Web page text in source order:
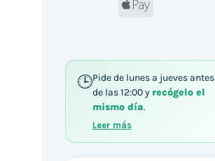
Apple
Pide de lunes a jueves antes
de las 12:00 y recógelo el
mismo día.
Leer más